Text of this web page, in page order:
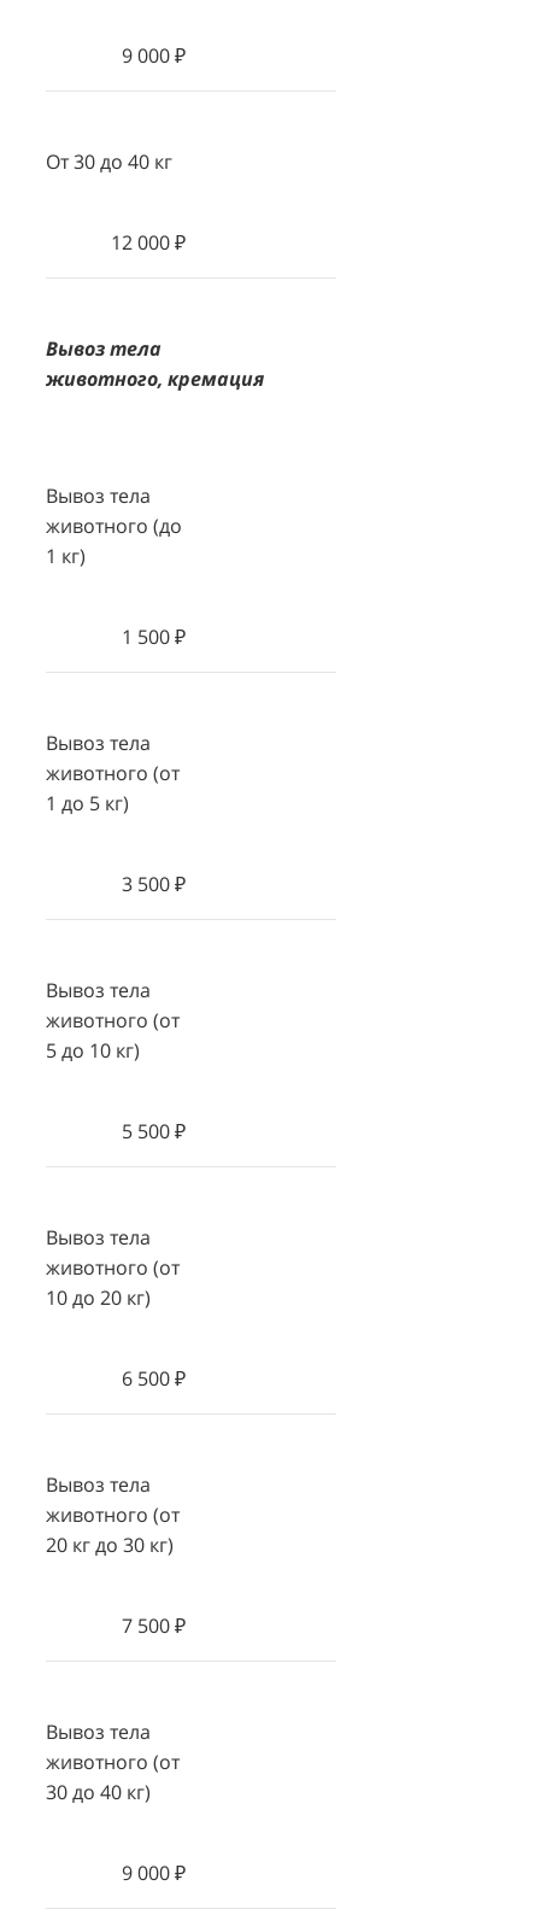
9 000 ₽
От 30 до 40 кг
12 000 ₽
Вывоз тела
животного, кремация
Вывоз тела
животного (до
1 кг)
1 500 ₽
Вывоз тела
животного (от
1 до 5 кг)
3 500 ₽
Вывоз тела
животного (от
5 до 10 кг)
5 500 ₽
Вывоз тела
животного (от
10 до 20 кг)
6 500 ₽
Вывоз тела
животного (от
20 кг до 30 кг)
7 500 ₽
Вывоз тела
животного (от
30 до 40 кг)
9 000 ₽